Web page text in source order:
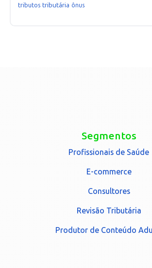
tributos tributária ônus
Segmentos
Profissionais de Saúde
E-commerce
Consultores
Revisão Tributária
Produtor de Conteúdo